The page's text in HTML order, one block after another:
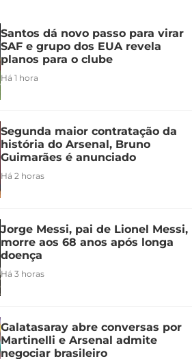
Santos dá novo passo para virar
SAF e grupo dos EUA revela
planos para o clube
Há 1 hora
Segunda maior contratação da
história do Arsenal, Bruno
Guimarães é anunciado
Há 2 horas
Jorge Messi, pai de Lionel Messi,
morre aos 68 anos após longa
doença
Há 3 horas
Galatasaray abre conversas por
Martinelli e Arsenal admite
negociar brasileiro